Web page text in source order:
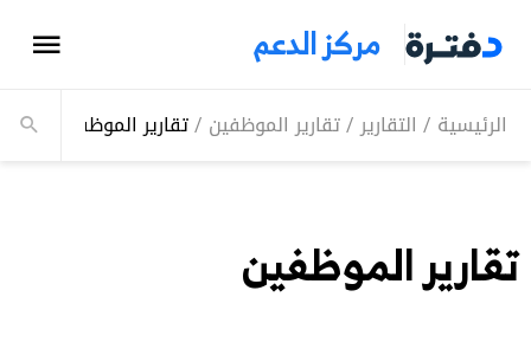
مركز الدعم
الرئيسية / التقارير/تقارير الموظفين /تقارير الموظفين
تقارير الموظفين